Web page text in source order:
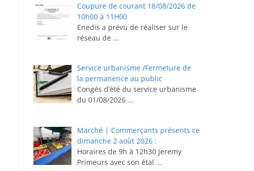
Coupure de courant 18/08/2026 de
10h00 à 11H00
Enedis a prévu de réaliser sur le
réseau de ...
Service urbanisme /Fermeture de
la permanence au public
Congés d’été du service urbanisme
du 01/08/2026 ...
Marché | Commerçants présents ce
dimanche 2 août 2026 :
Horaires de 9h à 12h30 ⁠Jeremy
Primeurs avec son étal ...